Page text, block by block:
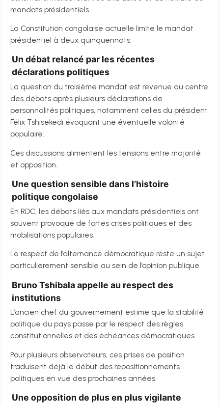
mandats présidentiels.
La Constitution congolaise actuelle limite le mandat
présidentiel à deux quinquennats.
Un débat relancé par les récentes
déclarations politiques
La question du troisième mandat est revenue au centre
des débats après plusieurs déclarations de
personnalités politiques, notamment celles du président
Félix Tshisekedi évoquant une éventuelle volonté
populaire.
Ces discussions alimentent les tensions entre majorité
et opposition.
Une question sensible dans l’histoire
politique congolaise
En RDC, les débats liés aux mandats présidentiels ont
souvent provoqué de fortes crises politiques et des
mobilisations populaires.
Le respect de l’alternance démocratique reste un sujet
particulièrement sensible au sein de l’opinion publique.
Bruno Tshibala appelle au respect des
institutions
L’ancien chef du gouvernement estime que la stabilité
politique du pays passe par le respect des règles
constitutionnelles et des échéances démocratiques.
Pour plusieurs observateurs, ces prises de position
traduisent déjà le début des repositionnements
politiques en vue des prochaines années.
Une opposition de plus en plus vigilante